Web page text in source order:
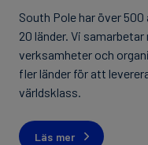
South Pole har över 500
20 länder. Vi samarbetar
verksamheter och
fler länder för att
världsklass.
Läs mer